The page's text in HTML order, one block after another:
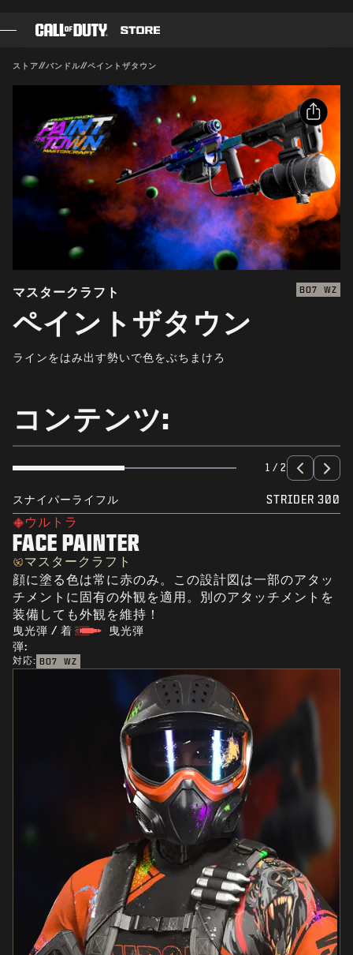
バトルパス
ブラックセル
CODポイント
ギアショップ
COMBAT BUILDS
ゲーム
ニュース
ストア//バンドル//ペイントザタウン
対応:
購入を確定
キャンセル
Activisionは、このゲーム内コンテンツをいつでも更新、
変更、削除できるものとします
シェア
メールアドレス
Facebook
X
リンクをコピー
マスタークラフト BO7 WZ
ペイントザタウン
ラインをはみ出す勢いで色をぶちまけろ
コンテンツ:
1 / 2
スナイパーライフル STRIDER 300
ウルトラ
FACE PAINTER
マスタークラフト
顔に塗る色は常に赤のみ。この設計図は一部のアタッ
チメントに固有の外観を適用。別のアタッチメントを
装備しても外観を維持！
曳光弾 / 着
弾:
曳光弾
対応: BO7 WZ